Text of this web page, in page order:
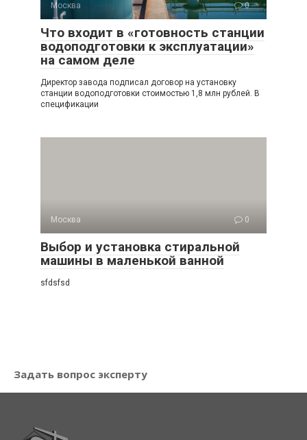
Москва 0
Что входит в «готовность станции
водоподготовки к эксплуатации»
на самом деле
Директор завода подписал договор на установку
станции водоподготовки стоимостью 1,8 млн рублей. В
спецификации
Москва 0
Выбор и установка стиральной
машины в маленькой ванной
sfdsfsd
Задать вопрос эксперту